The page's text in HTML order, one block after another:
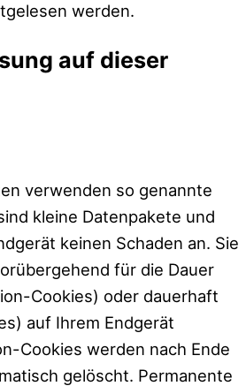
werden.
auf dieser
verwenden so genannte
kleine Datenpakete und
keinen Schaden an. Sie
für die Dauer
Cookies) oder dauerhaft
auf Ihrem Endgerät
Cookies werden nach Ende
gelöscht. Permanente